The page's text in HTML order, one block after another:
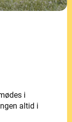
i
altid i